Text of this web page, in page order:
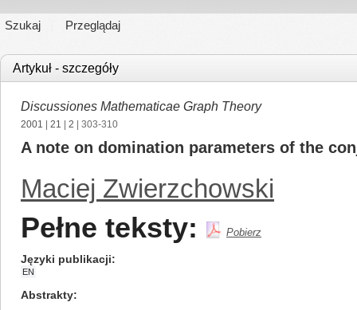
Szukaj Przeglądaj
Artykuł - szczegóły
Discussiones Mathematicae Graph Theory
2001 21 2 | 303-310
A note on domination parameters of the
Maciej Zwierzchowski
Pełne teksty: Pobierz
Języki publikacji
EN
Abstrakty